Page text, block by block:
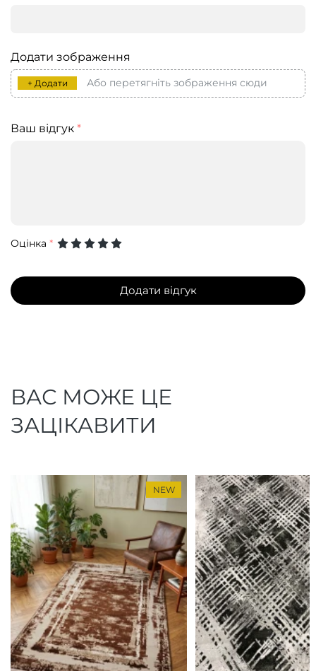
Додати зображення
+ Додати Або перетягніть зображення сюди
Ваш відгук *
Оцінка *
Додати відгук
ВАС МОЖЕ ЦЕ
ЗАЦІКАВИТИ
NEW